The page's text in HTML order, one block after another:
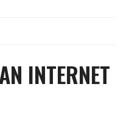
INTERNET